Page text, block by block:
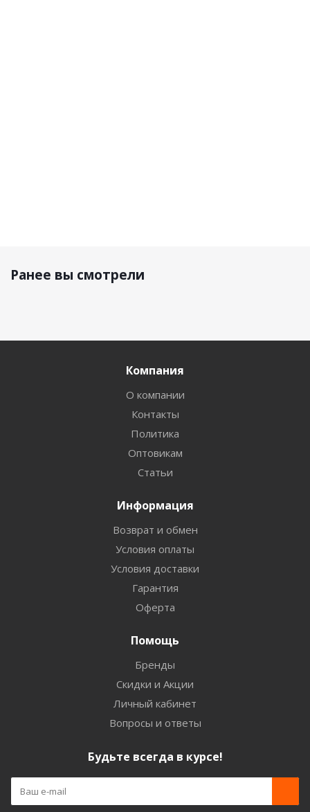
Ранее вы смотрели
Компания
О компании
Контакты
Политика
Оптовикам
Статьи
Информация
Возврат и обмен
Условия оплаты
Условия доставки
Гарантия
Оферта
Помощь
Бренды
Скидки и Акции
Личный кабинет
Вопросы и ответы
Будьте всегда в курсе!